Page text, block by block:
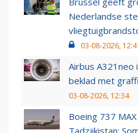
Nederlandse
03-08-2026,
Airbus A321neo
beklad met
03-08-2026, 12:34
Boeing 737
Tadzjikistan: